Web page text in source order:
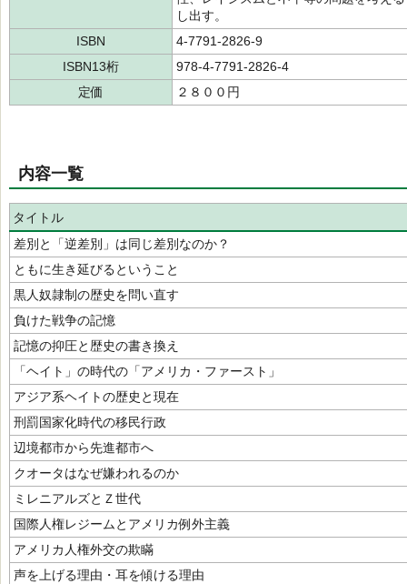
し出す。
ISBN
4-7791-2826-9
ISBN13桁
978-4-7791-2826-4
定価
２８００円
内容一覧
タイトル
差別と「逆差別」は同じ差別なのか？
ともに生き延びるということ
黒人奴隷制の歴史を問い直す
負けた戦争の記憶
記憶の抑圧と歴史の書き換え
「ヘイト」の時代の「アメリカ・ファースト」
アジア系ヘイトの歴史と現在
刑罰国家化時代の移民行政
辺境都市から先進都市へ
クオータはなぜ嫌われるのか
ミレニアルズとＺ世代
国際人権レジームとアメリカ例外主義
アメリカ人権外交の欺瞞
声を上げる理由・耳を傾ける理由